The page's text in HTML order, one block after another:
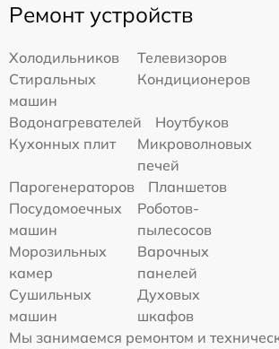
Ремонт устройств
Холодильников
Телевизоров
Стиральных
машин
Кондиционеров
Водонагревателей
Ноутбуков
Кухонных плит
Микроволновых
печей
Парогенераторов
Планшетов
Посудомоечных
машин
Роботов-
пылесосов
Морозильных
камер
Варочных
панелей
Сушильных
машин
Духовых
шкафов
Мы занимаемся ремонтом и